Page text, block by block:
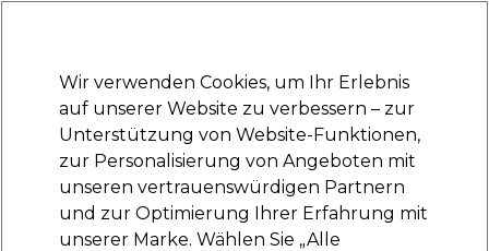
Anmelden
Marken Deals Haare Elektrogeräte Saloneinrichtung
Lieferung und Lieferzeiten
– mehr erfahren
Wir verwenden Cookies, um Ihr Erlebnis
auf unserer Website zu verbessern – zur
Unterstützung von Website-Funktionen,
zur Personalisierung von Angeboten mit
unseren vertrauenswürdigen Partnern
und zur Optimierung Ihrer Erfahrung mit
unserer Marke. Wählen Sie „Alle